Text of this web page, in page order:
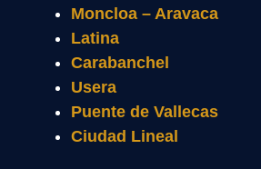
Moncloa – Aravaca
Latina
Carabanchel
Usera
Puente de Vallecas
Ciudad Lineal